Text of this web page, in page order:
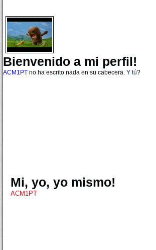
Bienvenido a mi perfil!
ACM1PT no ha escrito nada en su cabecera. Y tú?
Mi, yo, yo mismo!
ACM1PT